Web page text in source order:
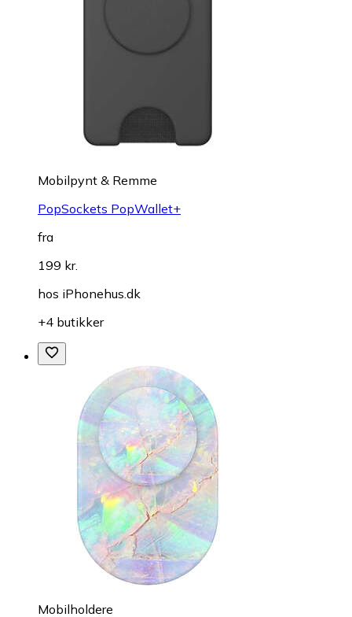
Mobilpynt & Remme
PopSockets PopWallet+
fra
199 kr.
hos iPhonehus.dk
+4 butikker
Mobilholdere